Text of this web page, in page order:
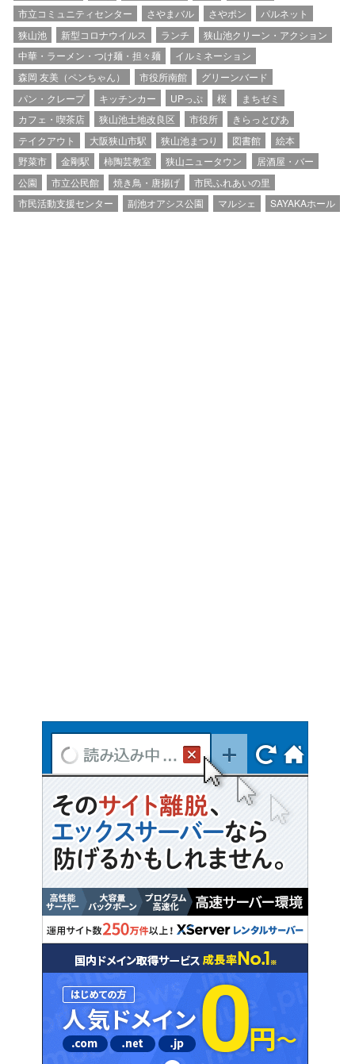
市立コミュニティセンター
さやまバル さやポン
パルネット
狭山池
新型コロナウイルス ランチ
狭山池クリーン・アクション
中華・ラーメン・つけ麺・担々麺
イルミネーション
森岡 友美（ペンちゃん）
市役所南館
グリーンバード
パン・クレープ
キッチンカー UPっぷ 桜
まちゼミ
カフェ・喫茶店
狭山池土地改良区 市役所
きらっとぴあ
テイクアウト
大阪狭山市駅 狭山池まつり 図書館
絵本
野菜市
金剛駅 柿陶芸教室 狭山ニュータウン
居酒屋・バー
公園
市立公民館 焼き鳥・唐揚げ
市民ふれあいの里
市民活動支援センター
副池オアシス公園 マルシェ SAYAKAホール